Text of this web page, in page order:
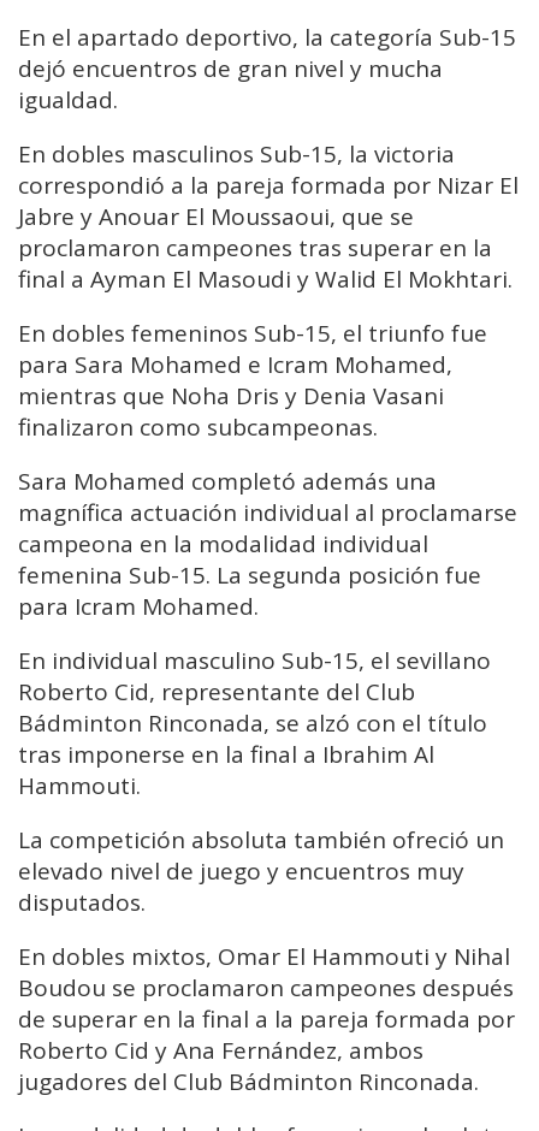
En el apartado deportivo, la categoría Sub-15
dejó encuentros de gran nivel y mucha
igualdad.
En dobles masculinos Sub-15, la victoria
correspondió a la pareja formada por Nizar El
Jabre y Anouar El Moussaoui, que se
proclamaron campeones tras superar en la
final a Ayman El Masoudi y Walid El Mokhtari.
En dobles femeninos Sub-15, el triunfo fue
para Sara Mohamed e Icram Mohamed,
mientras que Noha Dris y Denia Vasani
finalizaron como subcampeonas.
Sara Mohamed completó además una
magnífica actuación individual al proclamarse
campeona en la modalidad individual
femenina Sub-15. La segunda posición fue
para Icram Mohamed.
En individual masculino Sub-15, el sevillano
Roberto Cid, representante del Club
Bádminton Rinconada, se alzó con el título
tras imponerse en la final a Ibrahim Al
Hammouti.
La competición absoluta también ofreció un
elevado nivel de juego y encuentros muy
disputados.
En dobles mixtos, Omar El Hammouti y Nihal
Boudou se proclamaron campeones después
de superar en la final a la pareja formada por
Roberto Cid y Ana Fernández, ambos
jugadores del Club Bádminton Rinconada.